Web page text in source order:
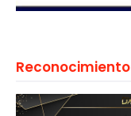
Reconocimiento